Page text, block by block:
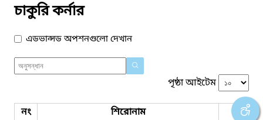
চাকুরি কর্নার
এডভান্সড অপশনগুলো দেখান
পৃষ্ঠা আইটেম
নং শিরোনাম